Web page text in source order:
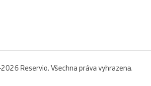
Reservio. Všechna práva vyhrazena.